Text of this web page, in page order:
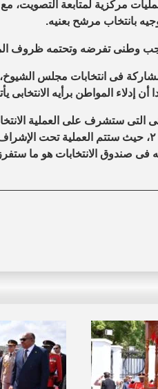
مركزية لمتابعة التصويت،
بانتخاب مرشح بعنيه.
وطنى تفرضه وتحتمه ظروف
فى انتخابات مجلس
المواطن برأيه الانتخابى
التى ستشرف على العملية
النتيجة، طبقا لما نص عليه قانون الهيئة الوطنية رقم ١٩٨ لسنة
صندوق الانتخابات هو ما ستفرزه